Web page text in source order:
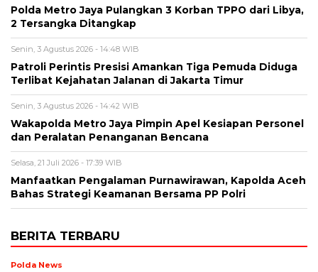
Polda Metro Jaya Pulangkan 3 Korban TPPO dari Libya,
2 Tersangka Ditangkap
Senin, 3 Agustus 2026 - 14:48 WIB
Patroli Perintis Presisi Amankan Tiga Pemuda Diduga
Terlibat Kejahatan Jalanan di Jakarta Timur
Senin, 3 Agustus 2026 - 14:42 WIB
Wakapolda Metro Jaya Pimpin Apel Kesiapan Personel
dan Peralatan Penanganan Bencana
Selasa, 21 Juli 2026 - 17:39 WIB
Manfaatkan Pengalaman Purnawirawan, Kapolda Aceh
Bahas Strategi Keamanan Bersama PP Polri
BERITA TERBARU
Polda News